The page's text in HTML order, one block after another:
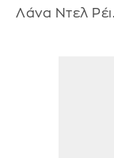
Λάνα Ντελ Ρέι.